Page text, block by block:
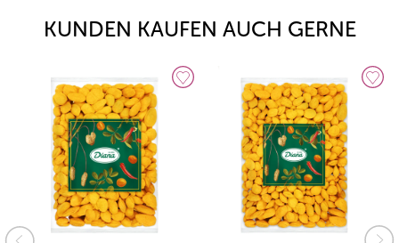
KUNDEN KAUFEN AUCH GERNE